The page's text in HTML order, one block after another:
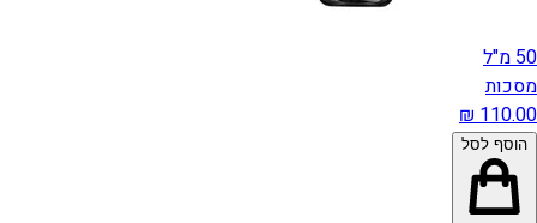
50 מ"ל
מסכות
הוסף לסל